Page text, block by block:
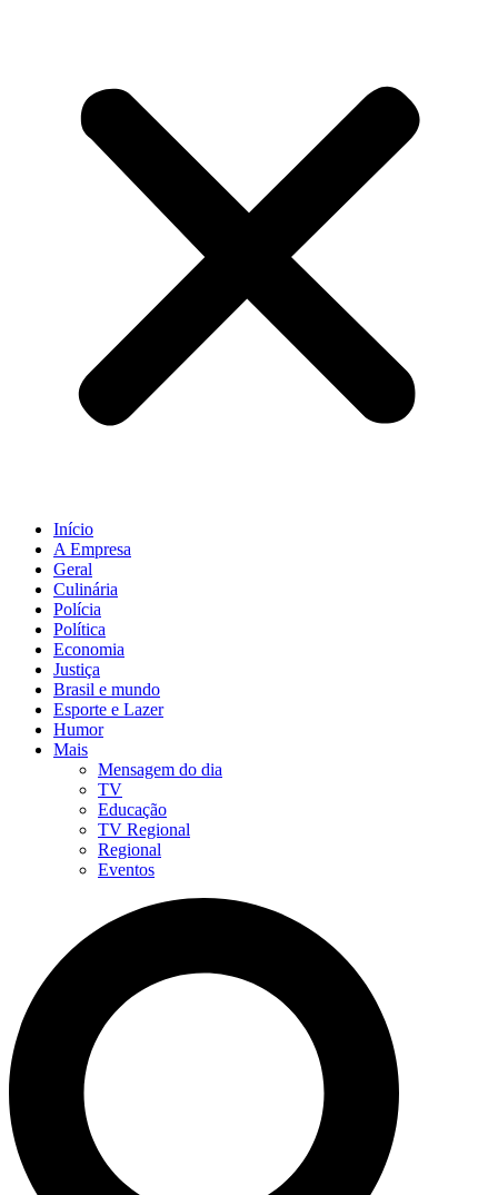
Início
A Empresa
Geral
Culinária
Polícia
Política
Economia
Justiça
Brasil e mundo
Esporte e Lazer
Humor
Mais
Mensagem do dia
TV
Educação
TV Regional
Regional
Eventos